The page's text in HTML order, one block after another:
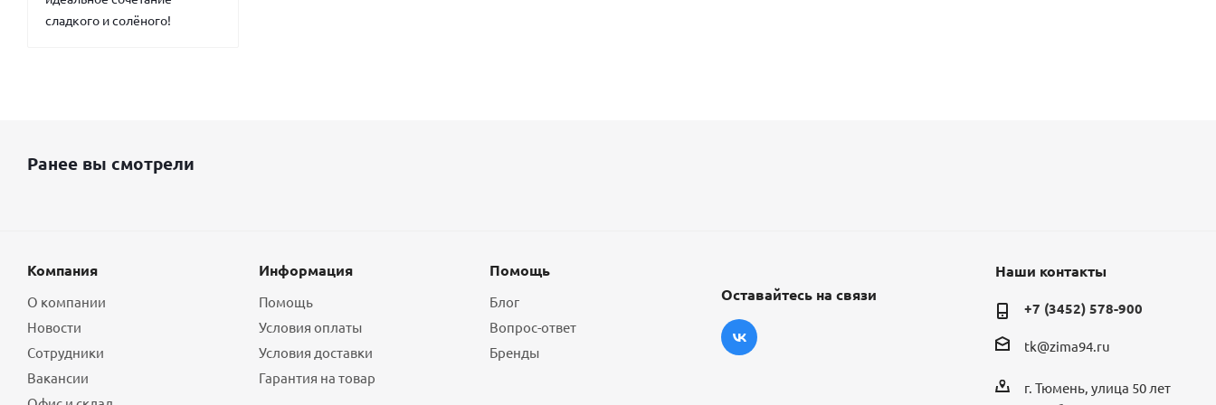
сладкого и солёного!
Ранее вы смотрели
Компания
О компании
Новости
Сотрудники
Вакансии
Информация
Помощь
Условия оплаты
Условия доставки
Гарантия на товар
Помощь
Блог
Вопрос-ответ
Бренды
Оставайтесь на связи
Наши контакты
+7 (3452) 578-900
tk@zima94.ru
г. Тюмень, улица 50 лет